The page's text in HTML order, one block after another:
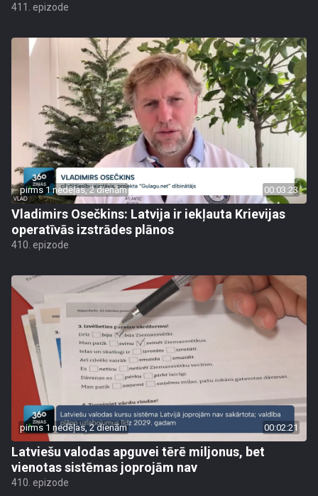
411. epizode
pirms 1 nedēļas, 2 dienām 00:03:23
Vladimirs Osečkins: Latvija ir iekļauta Krievijas
operatīvās izstrādes plānos
410. epizode
pirms 1 nedēļas, 2 dienām 00:02:21
Latviešu valodas apguvei tērē miljonus, bet
vienotas sistēmas joprojām nav
410. epizode